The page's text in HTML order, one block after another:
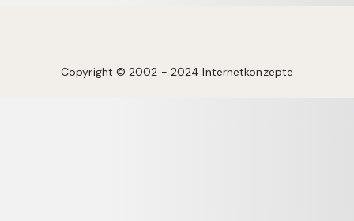
Copyright © 2002 - 2024 Internetkonzepte